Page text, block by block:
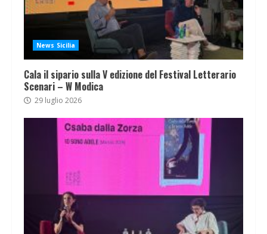
News Sicilia
Cala il sipario sulla V edizione del Festival Letterario
Scenari – W Modica
29 luglio 2026